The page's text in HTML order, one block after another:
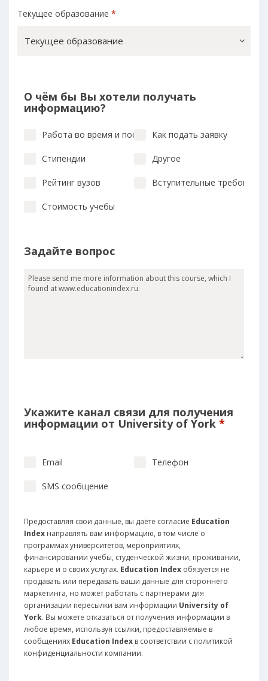
Текущее образование *
Текущее образование
О чём бы Вы хотели получать
информацию?
Работа во время и после учебыКак подать заявку
Стипендии Другое
Рейтинг вузов Вступительные требования
Стоимость учебы
Задайте вопрос
Укажите канал связи для получения
информации от University of York *
Email Телефон
SMS сообщение
Предоставляя свои данные, вы даёте согласие Education
Index направлять вам информацию, в том числе о
программах университетов, мероприятиях,
финансировании учебы, студенческой жизни, проживании,
карьере и о своих услугах. Education Index обязуется не
продавать или передавать ваши данные для стороннего
маркетинга, но может работать с партнерами для
организации пересылки вам информации University of
York. Вы можете отказаться от получения информации в
любое время, используя ссылки, предоставляемые в
сообщениях Education Index в соответствии с политикой
конфиденциальности компании.